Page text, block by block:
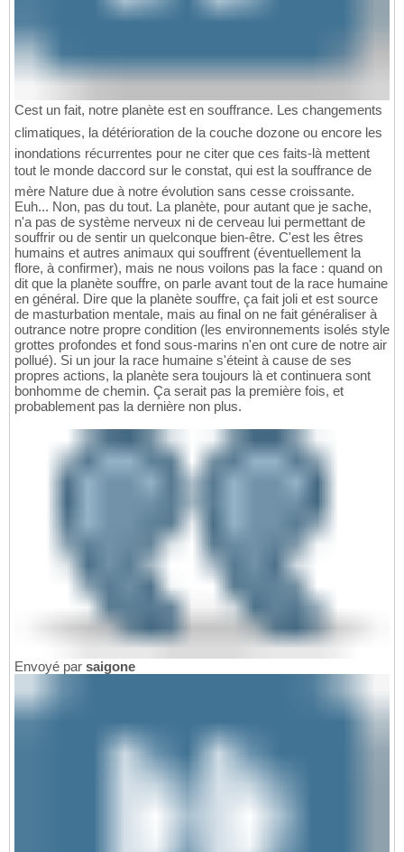
Cest un fait, notre planète est en souffrance. Les changements
climatiques, la détérioration de la couche dozone ou encore les
inondations récurrentes pour ne citer que ces faits-là mettent
tout le monde daccord sur le constat, qui est la souffrance de
mère Nature due à notre évolution sans cesse croissante.
Euh... Non, pas du tout. La planète, pour autant que je sache,
n'a pas de système nerveux ni de cerveau lui permettant de
souffrir ou de sentir un quelconque bien-être. C'est les êtres
humains et autres animaux qui souffrent (éventuellement la
flore, à confirmer), mais ne nous voilons pas la face : quand on
dit que la planète souffre, on parle avant tout de la race humaine
en général. Dire que la planète souffre, ça fait joli et est source
de masturbation mentale, mais au final on ne fait généraliser à
outrance notre propre condition (les environnements isolés style
grottes profondes et fond sous-marins n'en ont cure de notre air
pollué). Si un jour la race humaine s'éteint à cause de ses
propres actions, la planète sera toujours là et continuera sont
bonhomme de chemin. Ça serait pas la première fois, et
probablement pas la dernière non plus.
Envoyé par saigone